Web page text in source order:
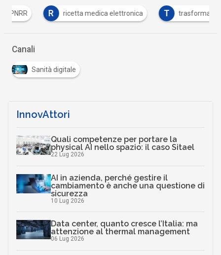
R ricetta medica elettronica T trasformazione digitale
Canali
Sanità digitale
InnovAttori
Quali competenze per portare la
physical AI nello spazio: il caso Sitael
22 Lug 2026
AI in azienda, perché gestire il
cambiamento è anche una questione di
sicurezza
10 Lug 2026
Data center, quanto cresce l’Italia: ma
attenzione al thermal management
06 Lug 2026